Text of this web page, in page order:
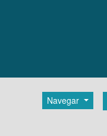
Navegar